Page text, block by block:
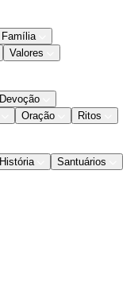
Família
Valores
Devoção
Oração
Ritos
História
Santuários